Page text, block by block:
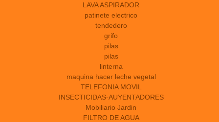
LAVA ASPIRADOR
patinete electrico
tendedero
grifo
pilas
pilas
linterna
maquina hacer leche vegetal
TELEFONIA MOVIL
INSECTICIDAS-AUYENTADORES
Mobiliario Jardin
FILTRO DE AGUA